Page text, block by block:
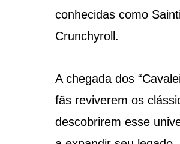
conhecidas como
Crunchyroll​​.
A chegada dos
fãs reviverem os
descobrirem esse